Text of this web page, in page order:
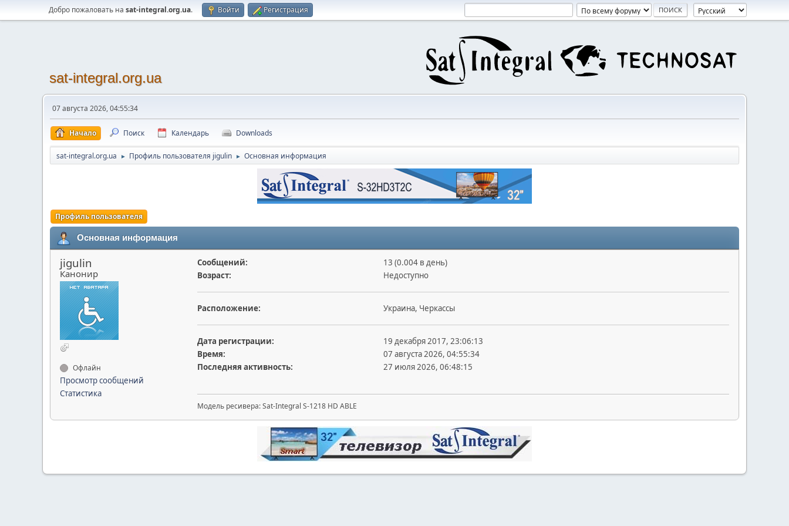
Добро пожаловать на sat-integral.org.ua. Войти Регистрация
sat-integral.org.ua
07 августа 2026, 04:55:34
Начало Поиск Календарь Downloads
sat-integral.org.ua ► Профиль пользователя jigulin ► Основная информация
Профиль пользователя
Основная информация
jigulin
Канонир
Офлайн
Просмотр сообщений
Статистика
Сообщений:
13 (0.004 в день)
Возраст:
Недоступно
Расположение: Украина, Черкассы
Дата регистрации:
19 декабря 2017, 23:06:13
Время:
07 августа 2026, 04:55:34
Последняя активность:
27 июля 2026, 06:48:15
Модель ресивера: Sat-Integral S-1218 HD ABLE